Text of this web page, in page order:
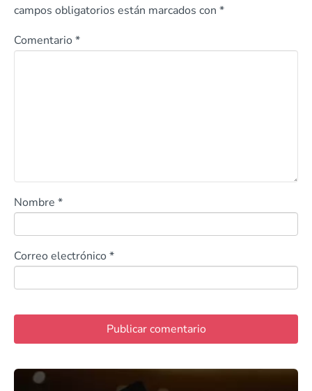
campos obligatorios están marcados con *
Comentario *
Nombre *
Correo electrónico *